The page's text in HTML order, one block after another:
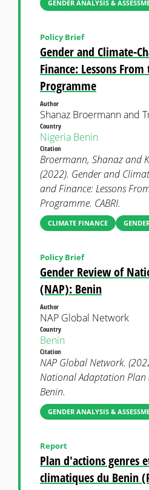
GENDER ANALYSIS &
Gender and Climate-
Finance: Lessons From
Programme
Policy Brief
Author
Shanaz Broermann and
Country
Nigeria Benin
Citation
Broermann, Shanaz and
(2022). Gender and
and Finance: Lessons
Programme. CABRI.
CLIMATE FINANCE
Gender Review of
(NAP): Benin
Policy Brief
Author
NAP Global Network
Country
Benin
Citation
NAP Global Network.
National Adaptation Plan
Benin.
GENDER ANALYSIS &
Plan d'actions genres
climatiques du Benin
Report